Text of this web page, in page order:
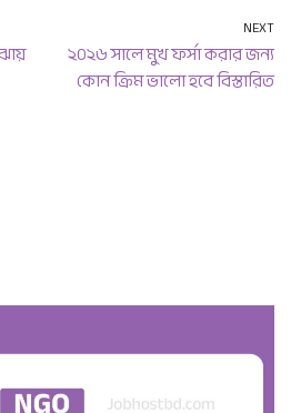
NEXT
২০২৬ সালে মুখ ফর্সা করার জন্য
কোন ক্রিম ভালো হবে বিস্তারিত